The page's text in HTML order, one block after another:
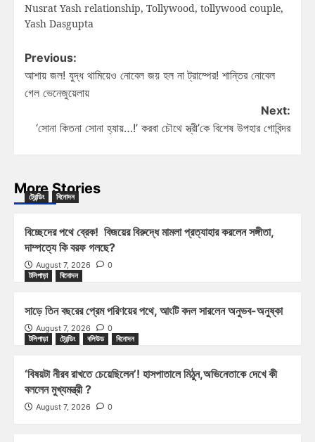
Nusrat Yash relationship, Tollywood, tollywood couple,
Yash Dasgupta
Previous:
আশায় জল! যুদ্ধ থামিয়েও নোবেল জয় হল না ট্রাম্পের! শান্তির নোবেল
গেল ভেনেজুয়েলায়
Next:
‘সোনা কিতনা সোনা হ্যায়…!’ করবা চৌথে স্ত্রী’কে বিশেষ উপহার গোবিন্দর
More Stories
ট্রেন্ডিং বিনোদন
বিচ্ছেদের পথে ব্রেক! বিজয়ের বিরুদ্ধে মামলা প্রত্যাহার করলেন সঙ্গীতা,
দাম্পত্যে কি বরফ গলছে?
August 7, 2026
0
টলিপাড়া
বিনোদন
সাড়ে তিন বছরের প্রেম পরিণয়ের পথে, আংটি বদল সারলেন অনুভব-অনুষ্কা
August 7, 2026
0
টলিপাড়া
ট্রেন্ডিং বলিউড বিনোদন
‘বিষয়টা নীরব রাখতে চেয়েছিলেন’! হাসপাতালে মিঠুন,অভিনেতাকে দেখে কী
বললেন মুখ্যমন্ত্রী ?
August 7, 2026 0